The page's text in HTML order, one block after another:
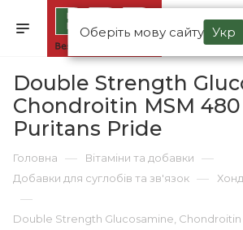
Оберіть мову сайту Укр
Double Strength
Chondroitin MSM 480
Puritans Pride
Головна — Вітаміни та добавки —
Добавки для суглобів та зв'язок —
—
Double Strength Glucosamine, Chondroitin